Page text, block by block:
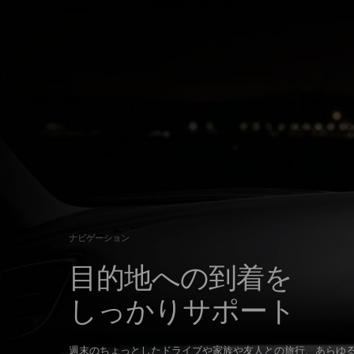
ナビゲーション
目的地への到着を
しっかりサポート
週末のちょっとしたドライブや家族や友人との旅行、あらゆ